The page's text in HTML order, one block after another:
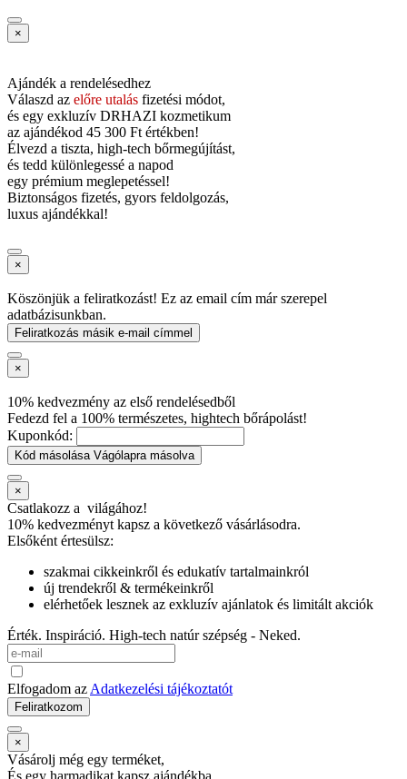
×
Ajándék a rendelésedhez
Válaszd az előre utalás fizetési módot,
és egy exkluzív DRHAZI kozmetikum
az ajándékod 45 300 Ft értékben!
Élvezd a tiszta, high-tech bőrmegújítást,
és tedd különlegessé a napod
egy prémium meglepetéssel!
Biztonságos fizetés, gyors feldolgozás,
luxus ajándékkal!
×
Köszönjük a feliratkozást! Ez az email cím már szerepel
adatbázisunkban.
Feliratkozás másik e-mail címmel
×
10% kedvezmény az első rendelésedből
Fedezd fel a 100% természetes, hightech bőrápolást!
Kuponkód:
Kód másolása Vágólapra másolva
×
Csatlakozz a világához!
10% kedvezményt kapsz a következő vásárlásodra.
Elsőként értesülsz:
szakmai cikkeinkről és edukatív tartalmainkról
új trendekről & termékeinkről
elérhetőek lesznek az exkluzív ajánlatok és limitált akciók
Érték. Inspiráció. High-tech natúr szépség - Neked.
Elfogadom az Adatkezelési tájékoztatót
Feliratkozom
×
Vásárolj még egy terméket,
És egy harmadikat kapsz ajándékba